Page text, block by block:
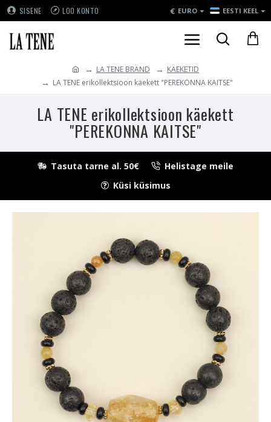
SISENE LOO KONTO € EURO EESTI KEEL
LA TENE BRÄND
KÄEKETID
LA TENE erikollektsioon käekett "PEREKONNA KAITSE"
LA TENE erikollektsioon käekett
"PEREKONNA KAITSE"
Tasuta tarne al. 50€
Helistage meile
Küsi küsimus